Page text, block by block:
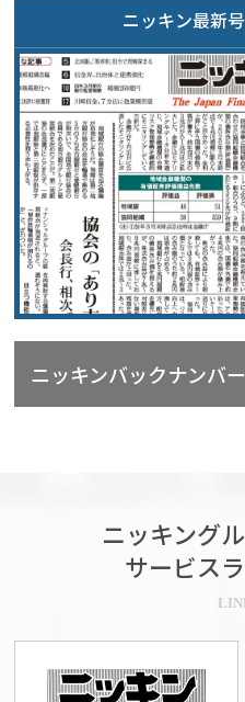
ニッキン最新
ニッキンバックナンバー
ニッキング
サービス